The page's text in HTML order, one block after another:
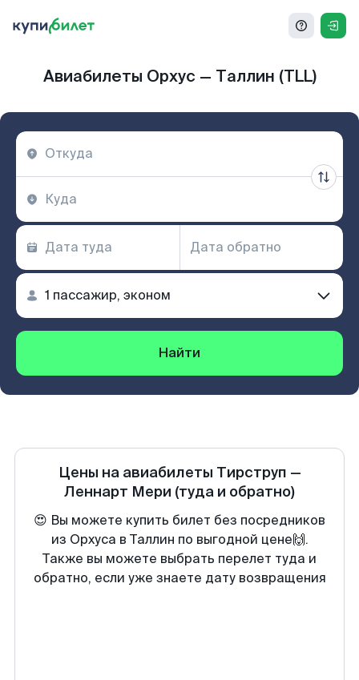
Авиабилеты Орхус — Таллин (TLL)
Найти
Цены на авиабилеты Тирструп —
Леннарт Мери (туда и обратно)
😍 Вы можете купить билет без посредников
из Орхуса в Таллин по выгодной цене🙌.
Также вы можете выбрать перелет туда и
обратно, если уже знаете дату возвращения